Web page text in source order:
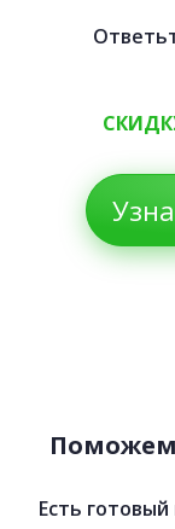
Есть